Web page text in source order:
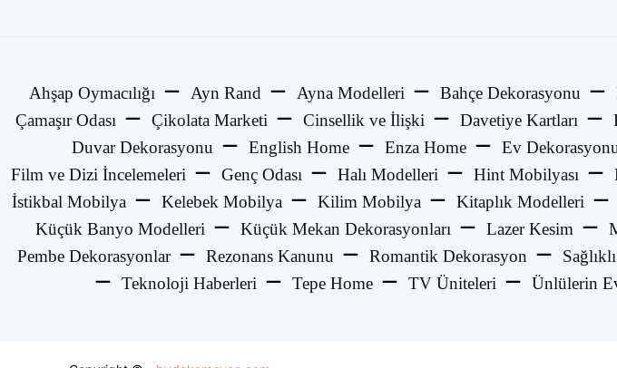
Ahşap Oymacılığı Ayn Rand Ayna Modelleri Bahçe Dekorasyonu
Çamaşır Odası
Çikolata Marketi Cinsellik ve İlişki Davetiye Kartları
Duvar Dekorasyonu
English Home Enza Home Ev Dekorasyonu
Film ve Dizi İncelemeleri
Genç Odası Halı Modelleri Hint Mobilyası
İstikbal Mobilya
Kelebek Mobilya Kilim Mobilya Kitaplık Modelleri
Küçük Banyo Modelleri
Küçük Mekan Dekorasyonları Lazer Kesim
Pembe Dekorasyonlar
Rezonans Kanunu Romantik Dekorasyon
Teknoloji Haberleri
Tepe Home TV Üniteleri Ünlülerin